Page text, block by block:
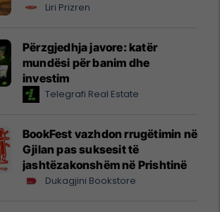
Liri Prizren
Përzgjedhja javore: katër
mundësi për banim dhe
investim
Telegrafi Real Estate
BookFest vazhdon rrugëtimin në
Gjilan pas suksesit të
jashtëzakonshëm në Prishtinë
Dukagjini Bookstore